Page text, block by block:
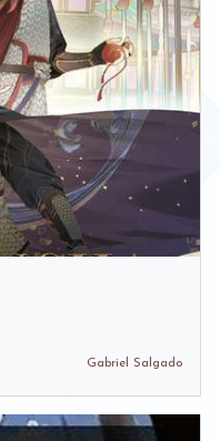
Gabriel Salgado